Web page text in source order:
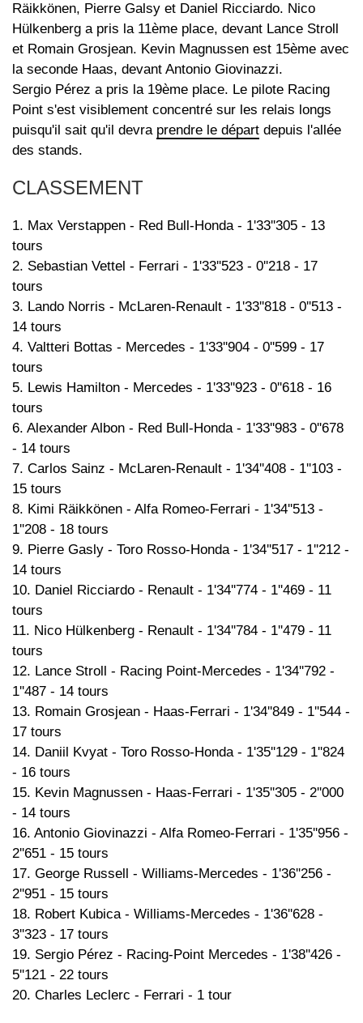
Räikkönen, Pierre Galsy et Daniel Ricciardo. Nico
Hülkenberg a pris la 11ème place, devant Lance Stroll
et Romain Grosjean. Kevin Magnussen est 15ème avec
la seconde Haas, devant Antonio Giovinazzi.
Sergio Pérez a pris la 19ème place. Le pilote Racing
Point s'est visiblement concentré sur les relais longs
puisqu'il sait qu'il devra prendre le départ depuis l'allée
des stands.
CLASSEMENT
1. Max Verstappen - Red Bull-Honda - 1'33''305 - 13
tours
2. Sebastian Vettel - Ferrari - 1'33''523 - 0''218 - 17
tours
3. Lando Norris - McLaren-Renault - 1'33''818 - 0''513 -
14 tours
4. Valtteri Bottas - Mercedes - 1'33''904 - 0''599 - 17
tours
5. Lewis Hamilton - Mercedes - 1'33''923 - 0''618 - 16
tours
6. Alexander Albon - Red Bull-Honda - 1'33''983 - 0''678
- 14 tours
7. Carlos Sainz - McLaren-Renault - 1'34''408 - 1''103 -
15 tours
8. Kimi Räikkönen - Alfa Romeo-Ferrari - 1'34''513 -
1''208 - 18 tours
9. Pierre Gasly - Toro Rosso-Honda - 1'34''517 - 1''212 -
14 tours
10. Daniel Ricciardo - Renault - 1'34''774 - 1''469 - 11
tours
11. Nico Hülkenberg - Renault - 1'34''784 - 1''479 - 11
tours
12. Lance Stroll - Racing Point-Mercedes - 1'34''792 -
1''487 - 14 tours
13. Romain Grosjean - Haas-Ferrari - 1'34''849 - 1''544 -
17 tours
14. Daniil Kvyat - Toro Rosso-Honda - 1'35''129 - 1''824
- 16 tours
15. Kevin Magnussen - Haas-Ferrari - 1'35''305 - 2''000
- 14 tours
16. Antonio Giovinazzi - Alfa Romeo-Ferrari - 1'35''956 -
2''651 - 15 tours
17. George Russell - Williams-Mercedes - 1'36''256 -
2''951 - 15 tours
18. Robert Kubica - Williams-Mercedes - 1'36''628 -
3''323 - 17 tours
19. Sergio Pérez - Racing-Point Mercedes - 1'38''426 -
5''121 - 22 tours
20. Charles Leclerc - Ferrari - 1 tour